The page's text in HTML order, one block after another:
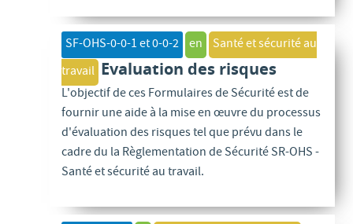
SF-OHS-0-0-1 et 0-0-2 en
Santé et sécurité au
travail Evaluation des risques
L'objectif de ces Formulaires de Sécurité est de
fournir une aide à la mise en œuvre du processus
d'évaluation des risques tel que prévu dans le
cadre du la Règlementation de Sécurité SR-OHS -
Santé et sécurité au travail.